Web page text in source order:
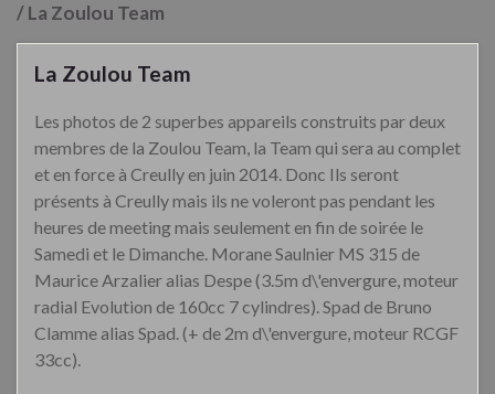
/ La Zoulou Team
La Zoulou Team
Les photos de 2 superbes appareils construits par deux
membres de la Zoulou Team, la Team qui sera au complet
et en force à Creully en juin 2014. Donc Ils seront
présents à Creully mais ils ne voleront pas pendant les
heures de meeting mais seulement en fin de soirée le
Samedi et le Dimanche. Morane Saulnier MS 315 de
Maurice Arzalier alias Despe (3.5m d\'envergure, moteur
radial Evolution de 160cc 7 cylindres).Spad de Bruno
Clamme alias Spad. (+ de 2m d\'envergure, moteur RCGF
33cc).